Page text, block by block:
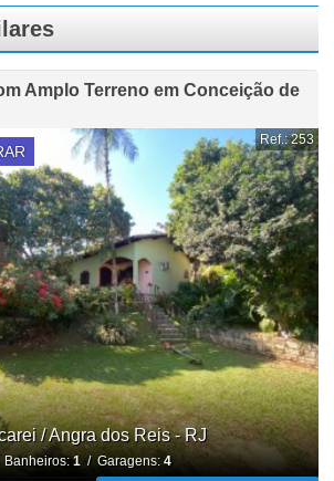
Amplo Terreno em Conceição de
Ref.: 253
/ Angra dos Reis - RJ
1/ Garagens: 4